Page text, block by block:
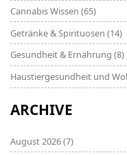
Cannabis Wissen (65)
Getränke & Spirituosen (14)
Gesundheit & Ernährung (8)
Haustiergesundheit und
ARCHIVE
August 2026(7)